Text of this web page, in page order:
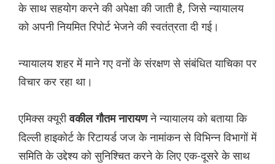
के साथ सहयोग करने की अपेक्षा की जाती है, जिसे न्यायालय
को अपनी नियमित रिपोर्ट भेजने की स्वतंत्रता दी गई।
न्यायालय शहर में माने गए वनों के संरक्षण से संबंधित याचिका पर
विचार कर रहा था।
एमिक्स क्यूरीवकील गौतम नारायणने न्यायालय को बताया कि
दिल्ली हाइकोर्ट के रिटायर्ड जज के नामांकन से विभिन्न विभागों में
समिति के उद्देश्य को सुनिश्चित करने के लिए एक-दूसरे के साथ